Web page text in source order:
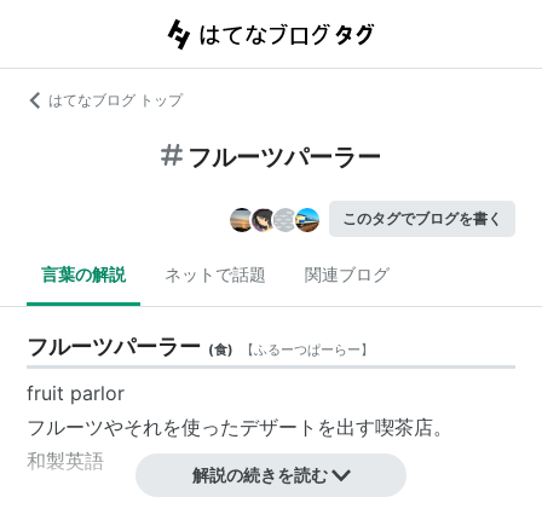
はてなブログ トップ
フルーツパーラー
このタグでブログを書く
言葉の解説 ネットで話題 関連ブログ
フルーツパーラー (食) 【ふるーつぱーらー】
fruit parlor
フルーツやそれを使ったデザートを出す喫茶店。
和製英語
解説の続きを読む